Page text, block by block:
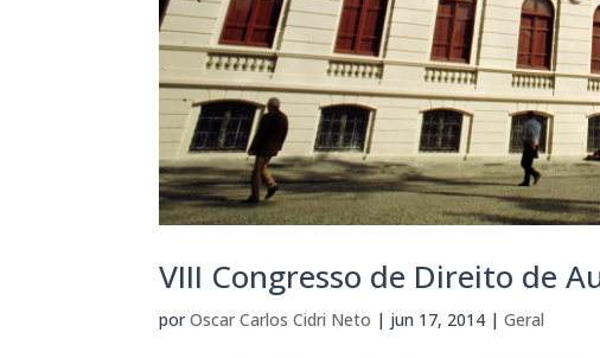
VIII Congresso de Direito de
porOscar Carlos Cidri Neto | jun 17, 2014 |Geral